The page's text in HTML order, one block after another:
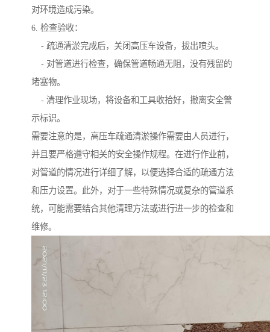
对环境造成污染。
6. 检查验收：
- 疏通清淤完成后，关闭高压车设备，拔出喷头。
- 对管道进行检查，确保管道畅通无阻，没有残留的
堵塞物。
- 清理作业现场，将设备和工具收拾好，撤离安全警
示标识。
需要注意的是，高压车疏通清淤操作需要由人员进行，
并且要严格遵守相关的安全操作规程。在进行作业前，
对管道的情况进行详细了解，以便选择合适的疏通方法
和压力设置。此外，对于一些特殊情况或复杂的管道系
统，可能需要结合其他清理方法或进行进一步的检查和
维修。